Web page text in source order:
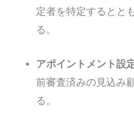
定者を特定するとと
る。
アポイントメント設
前審査済みの見込み
る。